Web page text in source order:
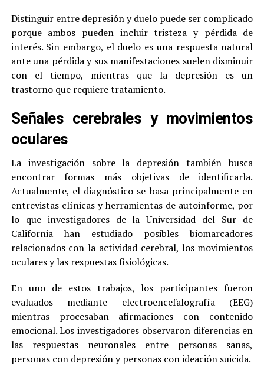
Distinguir entre depresión y duelo puede ser complicado
porque ambos pueden incluir tristeza y pérdida de
interés. Sin embargo, el duelo es una respuesta natural
ante una pérdida y sus manifestaciones suelen disminuir
con el tiempo, mientras que la depresión es un
trastorno que requiere tratamiento.
Señales cerebrales y movimientos
oculares
La investigación sobre la depresión también busca
encontrar formas más objetivas de identificarla.
Actualmente, el diagnóstico se basa principalmente en
entrevistas clínicas y herramientas de autoinforme, por
lo que investigadores de la Universidad del Sur de
California han estudiado posibles biomarcadores
relacionados con la actividad cerebral, los movimientos
oculares y las respuestas fisiológicas.
En uno de estos trabajos, los participantes fueron
evaluados mediante electroencefalografía (EEG)
mientras procesaban afirmaciones con contenido
emocional. Los investigadores observaron diferencias en
las respuestas neuronales entre personas sanas,
personas con depresión y personas con ideación suicida.